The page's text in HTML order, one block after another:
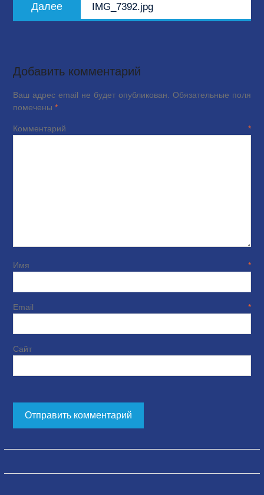
Далее
запись:
IMG_7392.jpg
Добавить комментарий
Ваш адрес email не будет опубликован.
Обязательные поля
помечены *
Комментарий*
Имя*
Email*
Сайт